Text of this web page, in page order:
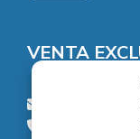
VENTA
Tel.: 91 811